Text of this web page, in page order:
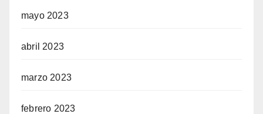
mayo 2023
abril 2023
marzo 2023
febrero 2023